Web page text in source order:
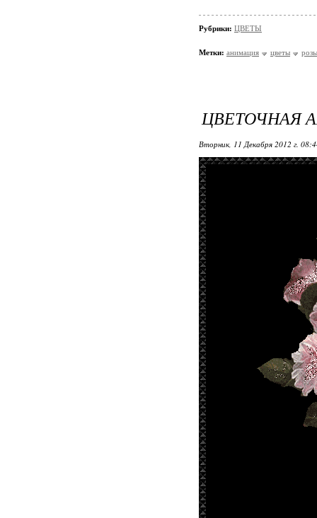
Рубрики: ЦВЕТЫ
Метки: анимация цветы розы
ЦВЕТОЧНАЯ
Вторник, 11 Декабря 2012 г.